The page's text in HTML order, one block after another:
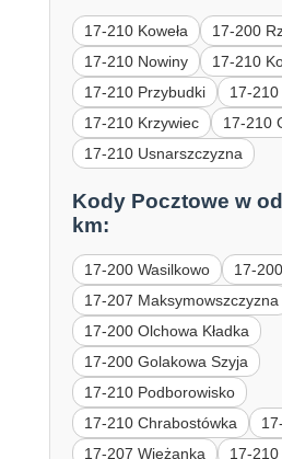
17-210 Koweła
17-200
17-210 Nowiny
17-210
17-210 Przybudki
17-210
17-210 Krzywiec
17-210
17-210 Usnarszczyzna
Kody Pocztowe w
km:
17-200 Wasilkowo
17-
17-207 Maksymowszczyzna
17-200 Olchowa Kładka
17-200 Golakowa Szyja
17-210 Podborowisko
17-210 Chrabostówka
17-207 Wieżanka
17-